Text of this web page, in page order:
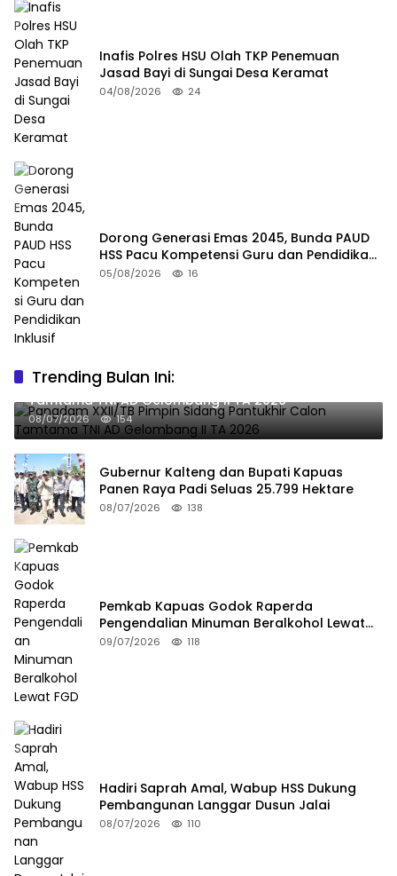
Inafis Polres HSU Olah TKP Penemuan
Jasad Bayi di Sungai Desa Keramat
04/08/2026 24
Dorong Generasi Emas 2045, Bunda PAUD
HSS Pacu Kompetensi Guru dan Pendidikan
Inklusif
05/08/2026 16
Trending Bulan Ini:
Pangdam XXII/TB Pimpin Sidang Pantukhir Calon
Tamtama TNI AD Gelombang II TA 2026
08/07/2026 154
Gubernur Kalteng dan Bupati Kapuas
Panen Raya Padi Seluas 25.799 Hektare
08/07/2026 138
Pemkab Kapuas Godok Raperda
Pengendalian Minuman Beralkohol Lewat
FGD
09/07/2026 118
Hadiri Saprah Amal, Wabup HSS Dukung
Pembangunan Langgar Dusun Jalai
08/07/2026 110